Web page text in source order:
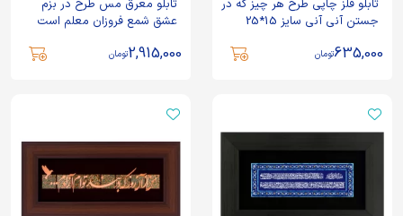
تابلو فلز چاپی طرح هر چیز که در
جستن آنی آنی سایز 15*25
635,000تومان
تابلو معرق مس طرح در بزم
عشق شمع فروزان معلم است
2,915,000تومان